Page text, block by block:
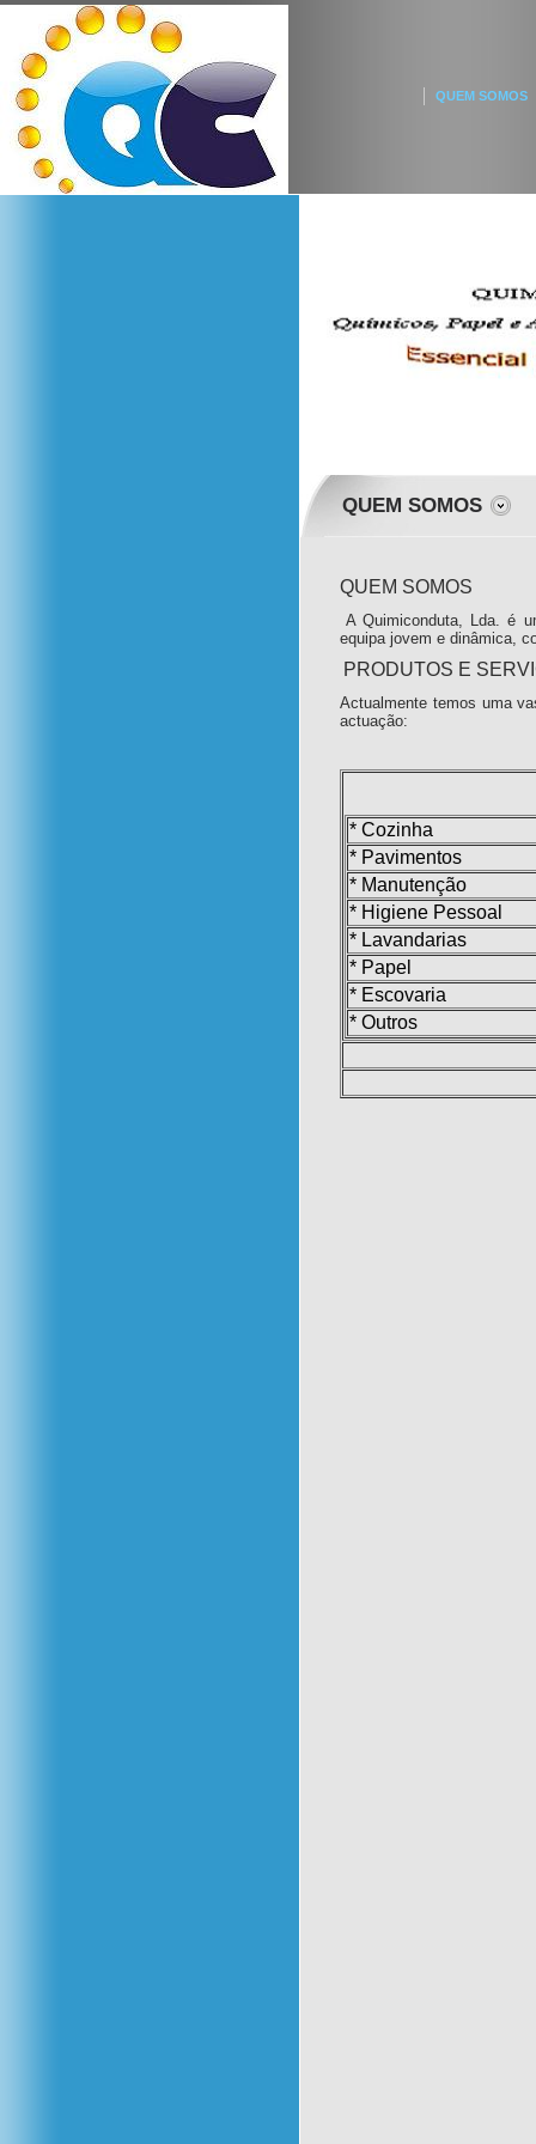
QUEM SOMOS
QUEM SOMOS
QUEM SOMOS
A Quimiconduta, Lda. é
equipa jovem e dinâmica,
PRODUTOS E
Actualmente temos uma
actuação:
* Cozinha
* Pavimentos
* Manutenção
* Higiene Pessoal
* Lavandarias
* Papel
* Escovaria
* Outros